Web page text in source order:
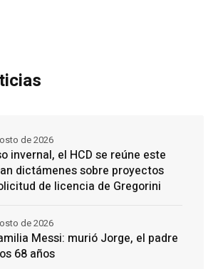
invernal, el HCD se reúne este
dictámenes sobre proyectos
de licencia de Gregorini
de 2026
Messi: murió Jorge, el padre
68 años
de 2026